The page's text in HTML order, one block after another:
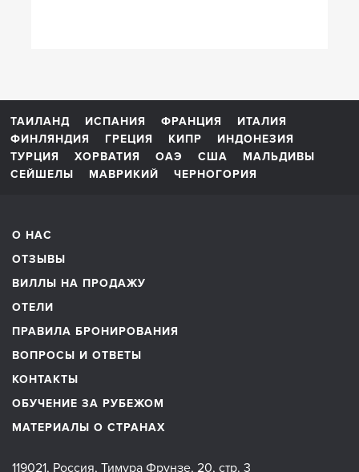
ТАИЛАНД ИСПАНИЯ ФРАНЦИЯ
ИТАЛИЯ
ФИНЛЯНДИЯ
ГРЕЦИЯ КИПР
ИНДОНЕЗИЯ
ТУРЦИЯ
ХОРВАТИЯ ОАЭ США
МАЛЬДИВЫ
СЕЙШЕЛЫ
МАВРИКИЙ ЧЕРНОГОРИЯ
О НАС
ОТЗЫВЫ
ВИЛЛЫ НА ПРОДАЖУ
ОТЕЛИ
ПРАВИЛА БРОНИРОВАНИЯ
ВОПРОСЫ И ОТВЕТЫ
КОНТАКТЫ
ОБУЧЕНИЕ ЗА РУБЕЖОМ
МАТЕРИАЛЫ О СТРАНАХ
119021, Россия, Тимура Фрунзе, 20, стр. 3